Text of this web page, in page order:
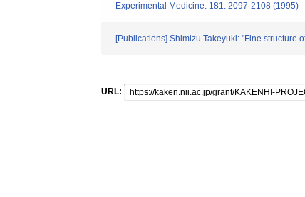
Experimental Medicine. 181. 2097-2108 (1995)
[Publications] Shimizu Takeyuki: "Fine
URL: